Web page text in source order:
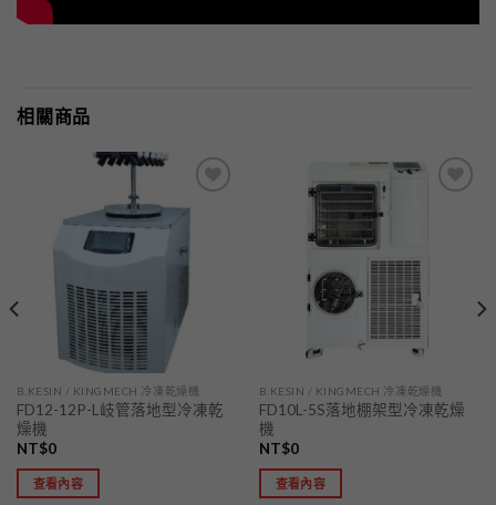
相關商品
B.KESIN / KINGMECH 冷凍乾燥機
FD12-12P-L岐管落地型冷凍乾
燥機
NT$0
查看內容
B.KESIN / KINGMECH 冷凍乾燥機
FD10L-5S落地棚架型冷凍乾燥
機
NT$0
查看內容